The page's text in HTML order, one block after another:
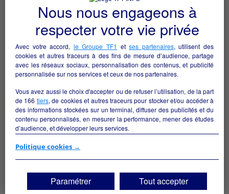
pharmacie
Santé particulier
Nous nous engageons à
respecter votre vie privée
Avec votre accord, le Groupe TF1 etses partenaires, utilisent des
cookies et autres traceurs à des fins de mesure d’audience, partage
avec les réseaux sociaux, personnalisation des contenus, et publicité
personnalisée sur nos services et ceux de nos partenaires.
Vous avez aussi le choix d'accepter ou de refuser l’utilisation, de la part
de 166 tiers, de cookies et autres traceurs pour stocker et/ou accéder à
des informations stockées sur un terminal, diffuser des publicités et du
contenu personnalisés, en mesurer la performance, mener des études
d’audience, et développer leurs services.
Si vous continuez sans accepter, les fonctionnalités liées à la
vos centres d'intérêt. Seuls lescookies/traceurs techniquesseront
déposés et lus sur votre terminal.
Politique cookies →
Paramétrer Tout accepter